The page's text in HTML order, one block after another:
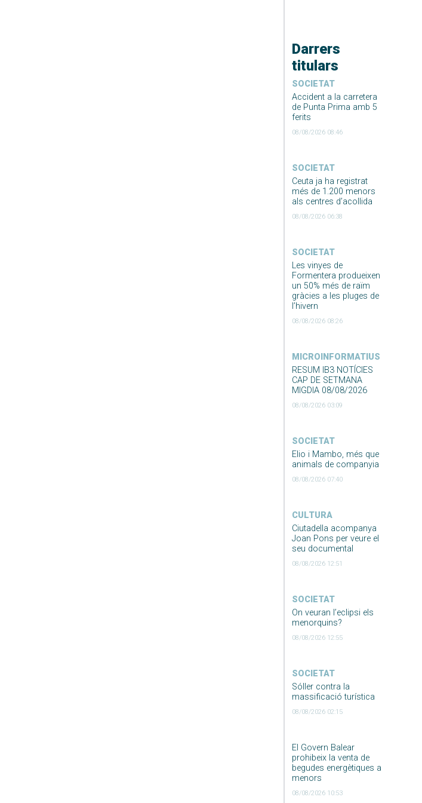
Darrers
titulars
SOCIETAT
Accident a la carretera
de Punta Prima amb 5
ferits
08/08/2026 08:46
SOCIETAT
Ceuta ja ha registrat
més de 1.200 menors
als centres d’acollida
08/08/2026 06:38
SOCIETAT
Les vinyes de
Formentera produeixen
un 50% més de raïm
gràcies a les pluges de
l’hivern
08/08/2026 08:26
MICROINFORMATIUS
RESUM IB3 NOTÍCIES
CAP DE SETMANA
MIGDIA 08/08/2026
08/08/2026 03:09
SOCIETAT
Elio i Mambo, més que
animals de companyia
08/08/2026 07:40
CULTURA
Ciutadella acompanya
Joan Pons per veure el
seu documental
08/08/2026 12:51
SOCIETAT
On veuran l’eclipsi els
menorquins?
08/08/2026 12:55
SOCIETAT
Sóller contra la
massificació turística
08/08/2026 02:15
El Govern Balear
prohibeix la venta de
begudes energètiques a
menors
08/08/2026 10:53